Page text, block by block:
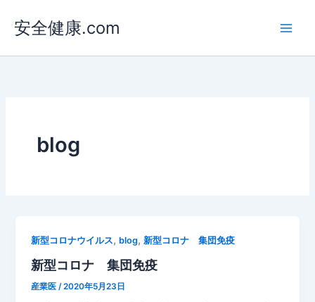
ス
安全健康.com
blog
新型コロナウイルス, blog,新型コロナ 集団免疫
新型コロナ 集団免疫
産業医 /2020年5月23日